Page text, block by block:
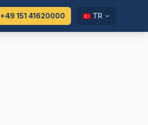
+49 151 41620000 TR